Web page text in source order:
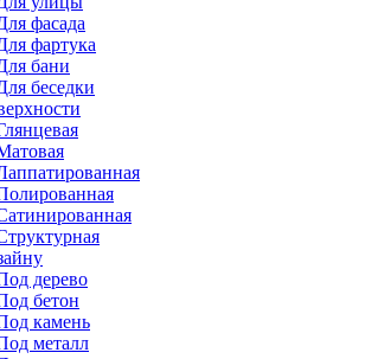
фасада
фартука
бани
беседки
дерево
бетон
камень
металл